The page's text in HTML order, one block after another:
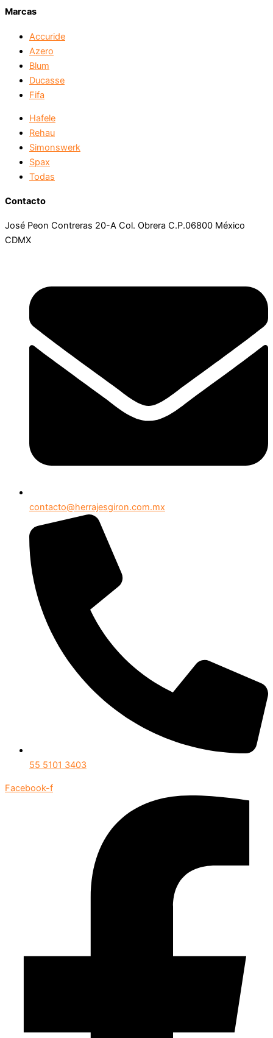
Marcas
Accuride
Azero
Blum
Ducasse
Fifa
Hafele
Rehau
Simonswerk
Spax
Todas
Contacto
José Peon Contreras 20-A Col. Obrera C.P.06800 México
CDMX
contacto@herrajesgiron.com.mx
55 5101 3403
Facebook-f